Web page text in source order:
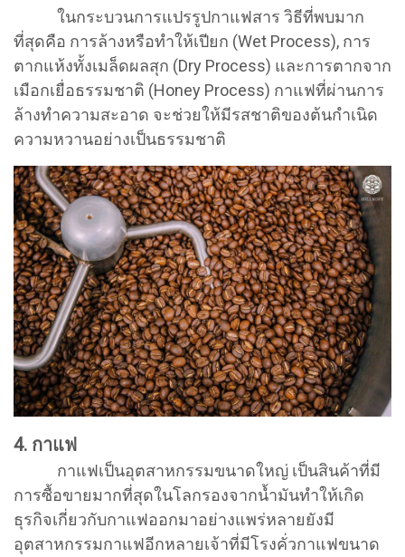
ในกระบวนการแปรรูปกาแฟสาร วิธีที่พบมาก
ที่สุดคือ การล้างหรือทำให้เปียก (Wet Process), การ
ตากแห้งทั้งเมล็ดผลสุก (Dry Process) และการตากจาก
เมือกเยื่อธรรมชาติ (Honey Process) กาแฟที่ผ่านการ
ล้างทำความสะอาด จะช่วยให้มีรสชาติของต้นกำเนิด
ความหวานอย่างเป็นธรรมชาติ
4. กาแฟ
กาแฟเป็นอุตสาหกรรมขนาดใหญ่ เป็นสินค้าที่มี
การซื้อขายมากที่สุดในโลกรองจากน้ำมันทำให้เกิด
ธุรกิจเกี่ยวกับกาแฟออกมาอย่างแพร่หลายยังมี
อุตสาหกรรมกาแฟอีกหลายเจ้าที่มีโรงคั่วกาแฟขนาด